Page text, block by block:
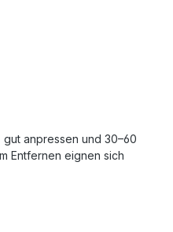
anpressen und 30–60
Entfernen eignen sich